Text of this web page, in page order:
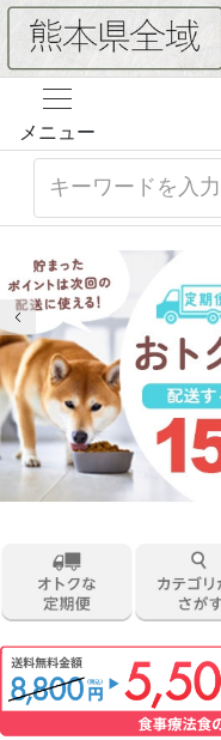
メニュー
前の画像